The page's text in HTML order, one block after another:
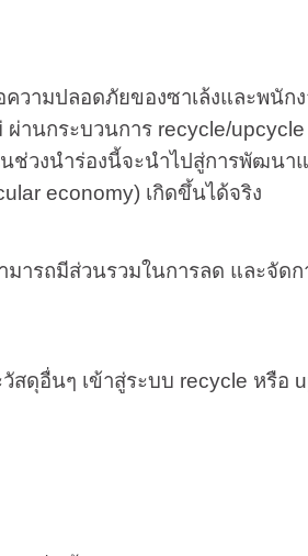
วามปลอดภัยของซาเล้งและพนัก
ผ่านกระบวนการ recycle/upcycle
วงนำร่องนี้จะนำไปสู่การพัฒนา
economy) เกิดขึ้นได้จริง
มารถมีส่วนรวมในการลด และจั
สดุอื่นๆ เข้าสู่ระบบ recycle หรือ